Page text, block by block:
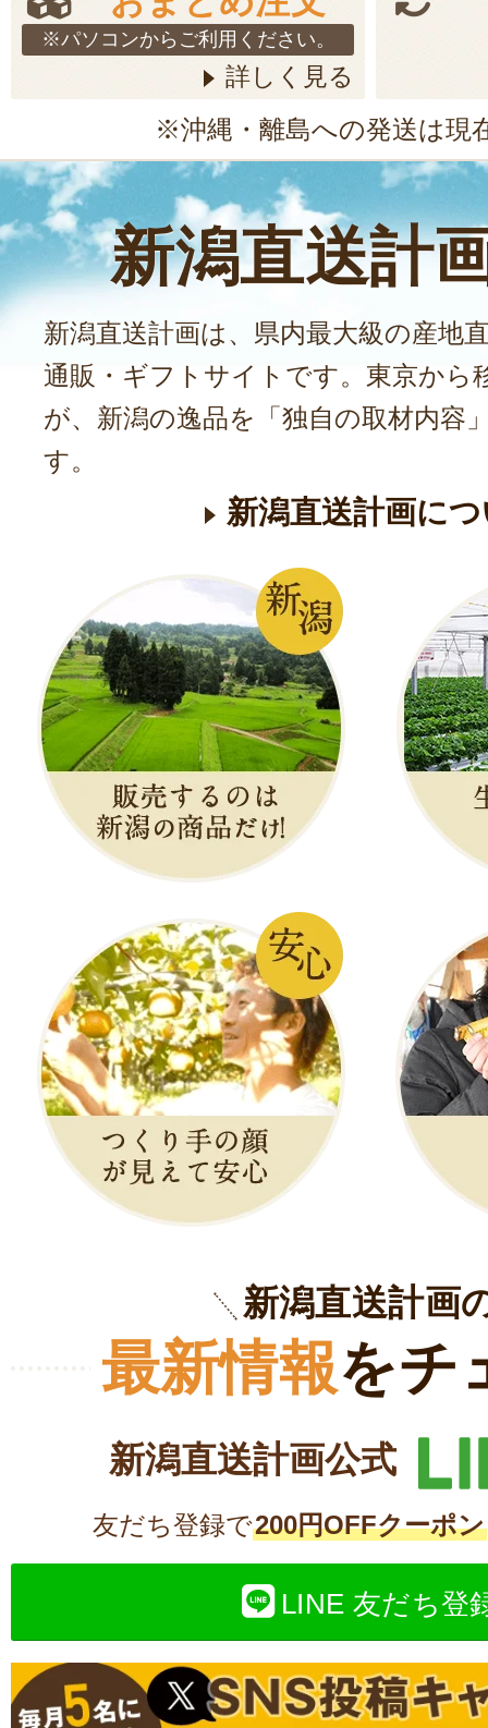
※パソコンからご利用ください。
詳しく見る
※沖縄・離島への発送は現
新潟直送計
新潟直送計画は、県内最大級の産地
通販・ギフトサイトです。東京から
が、新潟の逸品を「独自の取材内容
す。
新潟直送計画に
新潟直送計画
最新情報をチ
新潟直送計画公式
友だち登録で200円OFFクーポン
LINE 友だち登